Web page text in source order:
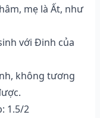
mẹ là Ất, như
với Đinh của
không tương
1.5/2